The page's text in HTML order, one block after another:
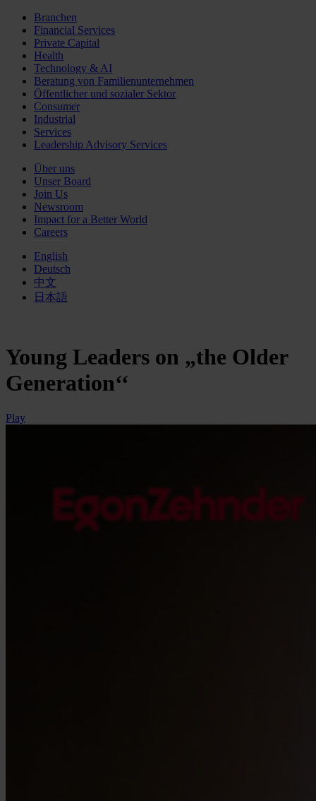
Branchen
Financial Services
Private Capital
Health
Technology & AI
Beratung von Familienunternehmen
Öffentlicher und sozialer Sektor
Consumer
Industrial
Services
Leadership Advisory Services
Über uns
Unser Board
Join Us
Newsroom
Impact for a Better World
Careers
English
Deutsch
中文
日本語
Young Leaders on „the Older
Generation‘‘
Play